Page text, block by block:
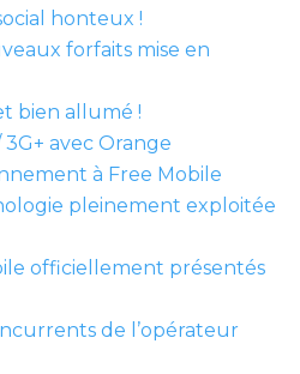
honteux !
forfaits mise en
bien allumé !
avec Orange
à Free Mobile
pleinement exploitée
officiellement présentés
de l’opérateur